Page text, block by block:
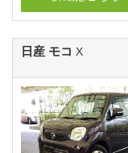
日産 モコ X